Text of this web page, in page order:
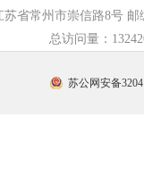
省常州市崇信路8号 邮
总访问量：
苏公网安备